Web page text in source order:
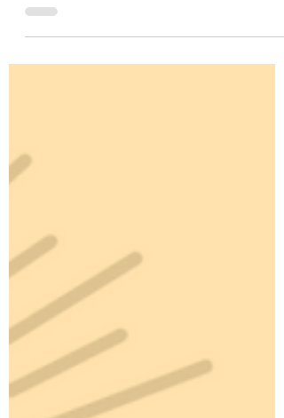
personaliza tus alfombras de forma fácil y
duradera